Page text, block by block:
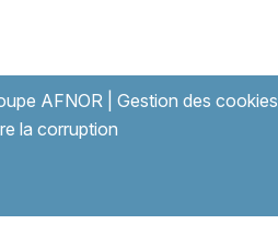
AFNOR| Gestion des cookies
la corruption